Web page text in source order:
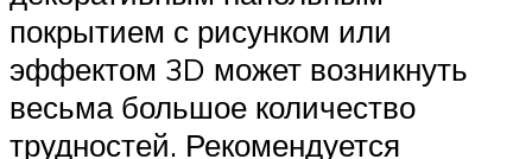
покрытием с рисунком или
эффектом 3D может возникнуть
весьма большое количество
трудностей. Рекомендуется